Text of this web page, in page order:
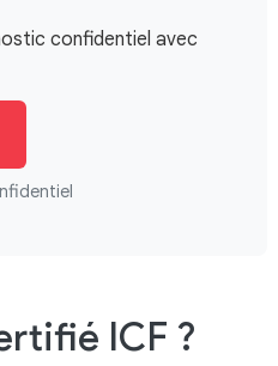
confidentiel avec
ICF ?